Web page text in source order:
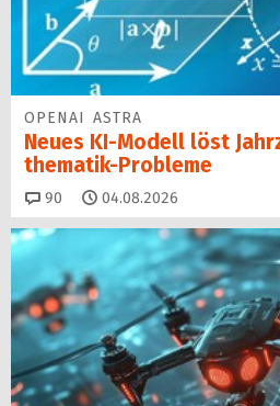
OPENAI ASTRA
Neues KI-Modell löst
thematik-Pro­ble­me
90 Kommentare
04.08.2026